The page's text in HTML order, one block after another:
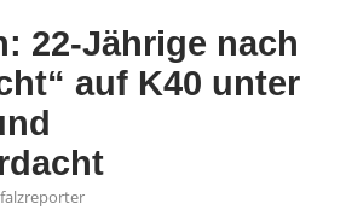
22-Jährige nach
auf K40 unter